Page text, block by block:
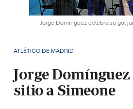
Jorge Domínguez celebra su gol
ATLÉTICO DE MADRID
Jorge
sitio a Simeone